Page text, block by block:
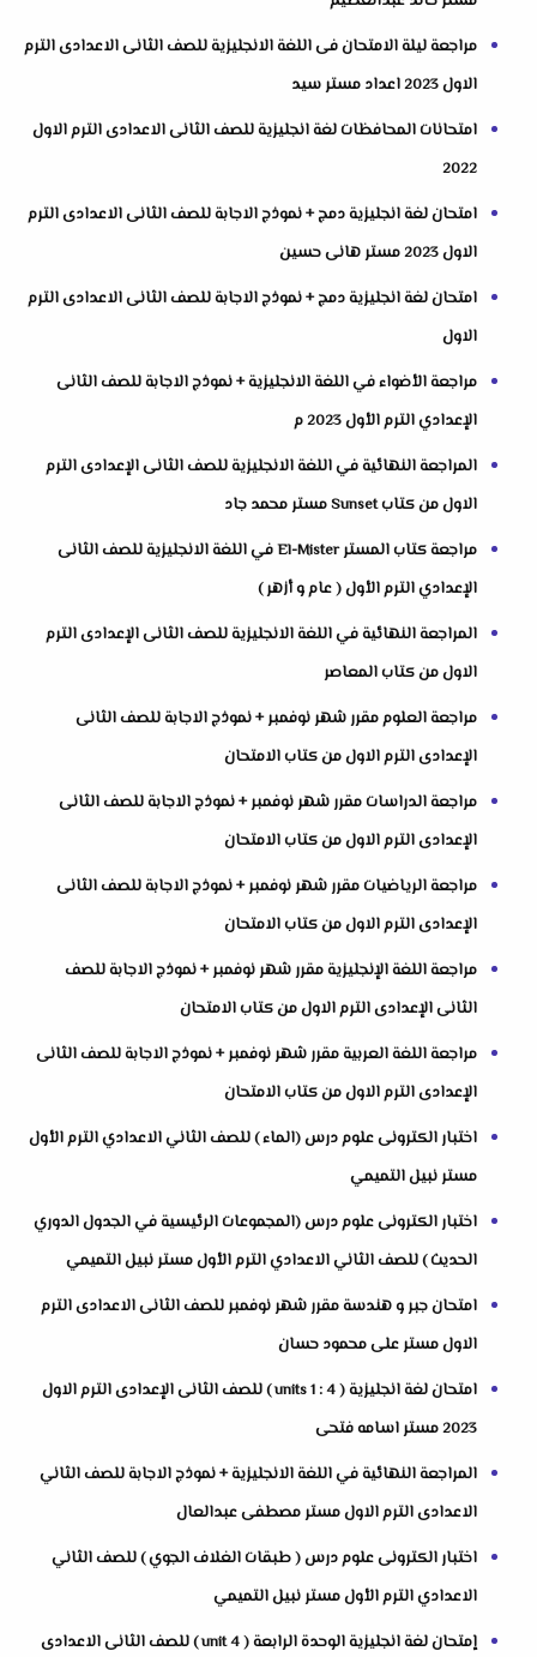
مراجعة ليلة الامتحان فى اللغة الانجليزية للصف الثانى الاعدادى الترم
الاول 2023 اعداد مستر سيد
امتحانات المحافظات لغة انجليزية للصف الثانى الاعدادى الترم الاول
2022
امتحان لغة انجليزية دمج + نموذج الاجابة للصف الثانى الاعدادى الترم
الاول 2023 مستر هانى حسين
امتحان لغة انجليزية دمج + نموذج الاجابة للصف الثانى الاعدادى الترم
الاول
مراجعة الأضواء في اللغة الانجليزية + نموذج الاجابة للصف الثانى
الإعدادي الترم الأول 2023 م
المراجعة النهائية في اللغة الانجليزية للصف الثانى الإعدادى الترم
الاول من كتاب Sunset مستر محمد جاد
مراجعة كتاب المستر El-Mister في اللغة الانجليزية للصف الثانى
الإعدادي الترم الأول ( عام و أزهر )
المراجعة النهائية في اللغة الانجليزية للصف الثانى الإعدادى الترم
الاول من كتاب المعاصر
مراجعة العلوم مقرر شهر نوفمبر + نموذج الاجابة للصف الثانى
الإعدادى الترم الاول من كتاب الامتحان
مراجعة الدراسات مقرر شهر نوفمبر + نموذج الاجابة للصف الثانى
الإعدادى الترم الاول من كتاب الامتحان
مراجعة الرياضيات مقرر شهر نوفمبر + نموذج الاجابة للصف الثانى
الإعدادى الترم الاول من كتاب الامتحان
مراجعة اللغة الإنجليزية مقرر شهر نوفمبر + نموذج الاجابة للصف
الثانى الإعدادى الترم الاول من كتاب الامتحان
مراجعة اللغة العربية مقرر شهر نوفمبر + نموذج الاجابة للصف الثانى
الإعدادى الترم الاول من كتاب الامتحان
اختبار الكترونى علوم درس (الماء ) للصف الثاني الاعدادي الترم الأول
مستر نبيل التميمي
اختبار الكترونى علوم درس (المجموعات الرئيسية في الجدول الدوري
الحديث ) للصف الثاني الاعدادي الترم الأول مستر نبيل التميمي
امتحان جبر و هندسة مقرر شهر نوفمبر للصف الثانى الاعدادى الترم
الاول مستر على محمود حسان
امتحان لغة انجليزية ( units 1 : 4 ) للصف الثانى الإعدادى الترم الاول
2023 مستر اسامه فتحى
المراجعة النهائية في اللغة الانجليزية + نموذج الاجابة للصف الثاني
الاعدادى الترم الاول مستر مصطفى عبدالعال
اختبار الكترونى علوم درس ( طبقات الغلاف الجوي ) للصف الثاني
الاعدادي الترم الأول مستر نبيل التميمي
إمتحان لغة انجليزية الوحدة الرابعة ( unit 4 ) للصف الثانى الاعدادى